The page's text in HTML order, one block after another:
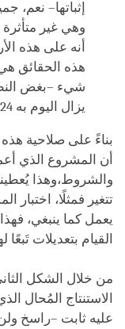
إثباتها– نعم،
وهي غير
هذه الحقائق هي
شيء –بغض
يزال اليوم به 24 ساعة فقط لإنجاز العمل.
بناءً على صلاحية
أن المشروع الذي
والشروط،وهذا
تتغير فمثلًا، اختبار
يعمل كما ينبغي،
القيام بتعديلات تَبعًا
من خلال الشكل
الاستنتاج المُحال
عليه ثابت –راسخ ولن